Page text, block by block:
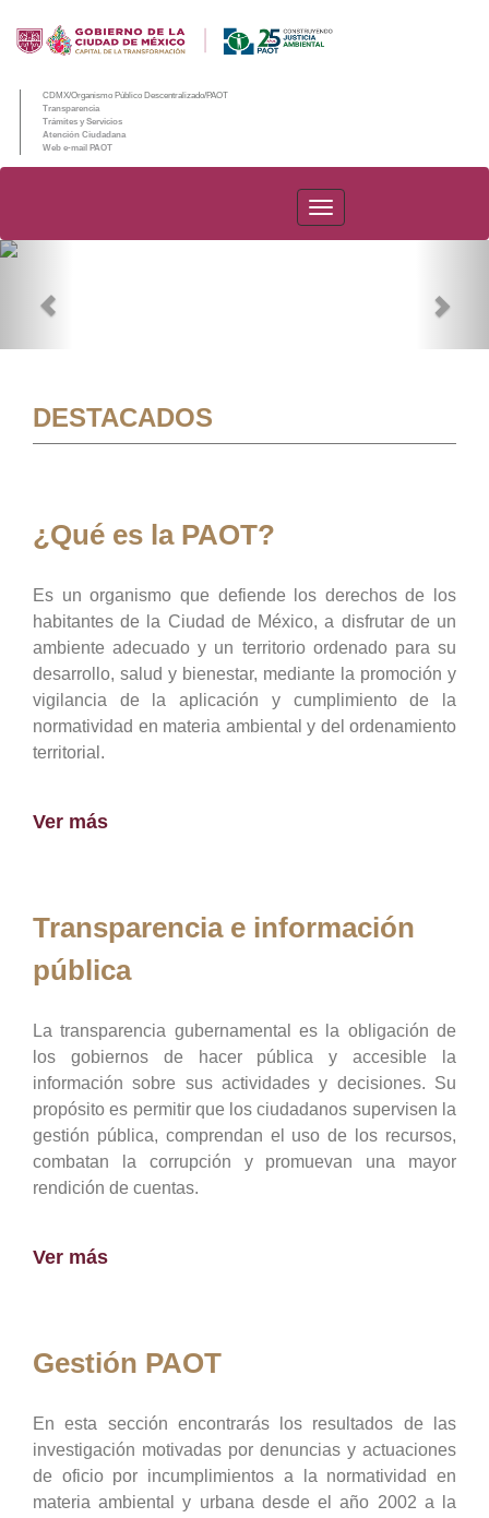
CDMX/Organismo Público Descentralizado/PAOT
Transparencia
Trámites y Servicios
Atención Ciudadana
Web e-mail PAOT
PAOT
DESTACADOS
¿Qué es la PAOT?
Es un organismo que defiende los derechos de los
habitantes de la Ciudad de México, a disfrutar de un
ambiente adecuado y un territorio ordenado para su
desarrollo, salud y bienestar, mediante la promoción y
vigilancia de la aplicación y cumplimiento de la
normatividad en materia ambiental y del ordenamiento
territorial.
Ver más
Transparencia e información
pública
La transparencia gubernamental es la obligación de
los gobiernos de hacer pública y accesible la
información sobre sus actividades y decisiones. Su
propósito es permitir que los ciudadanos supervisen la
gestión pública, comprendan el uso de los recursos,
combatan la corrupción y promuevan una mayor
rendición de cuentas.
Ver más
Gestión PAOT
En esta sección encontrarás los resultados de las
investigación motivadas por denuncias y actuaciones
de oficio por incumplimientos a la normatividad en
materia ambiental y urbana desde el año 2002 a la